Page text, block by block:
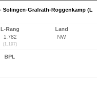
Solingen-Gräfrath-Roggenkamp (L
L-Rang
1.782
(1.197)
Land
NW
BPL